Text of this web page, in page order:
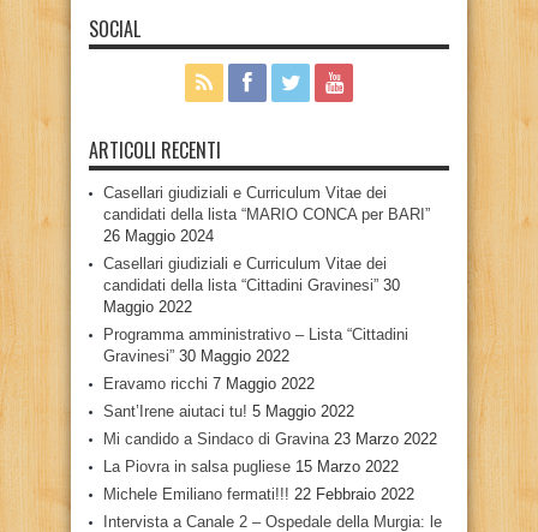
SOCIAL
ARTICOLI RECENTI
Casellari giudiziali e Curriculum Vitae dei
candidati della lista “MARIO CONCA per BARI”
26 Maggio 2024
Casellari giudiziali e Curriculum Vitae dei
candidati della lista “Cittadini Gravinesi” 30
Maggio 2022
Programma amministrativo – Lista “Cittadini
Gravinesi” 30 Maggio 2022
Eravamo ricchi 7 Maggio 2022
Sant’Irene aiutaci tu! 5 Maggio 2022
Mi candido a Sindaco di Gravina 23 Marzo 2022
La Piovra in salsa pugliese 15 Marzo 2022
Michele Emiliano fermati!!! 22 Febbraio 2022
Intervista a Canale 2 – Ospedale della Murgia: le